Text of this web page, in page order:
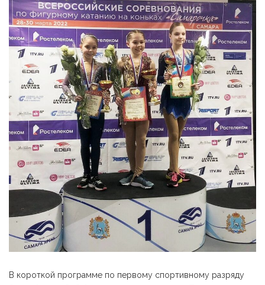
В короткой программе по первому спортивному разряду